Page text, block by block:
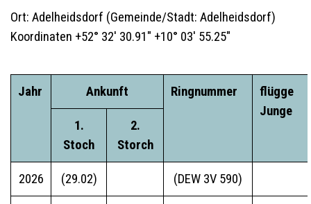
Ort: Adelheidsdorf (Gemeinde/Stadt: Adelheidsdorf)
Koordinaten +52° 32' 30.91" +10° 03' 55.25"
Jahr Ankunft Ringnummer
flügge
Junge
1.
Stoch
2.
Storch
2026 (29.02) (DEW 3V 590)